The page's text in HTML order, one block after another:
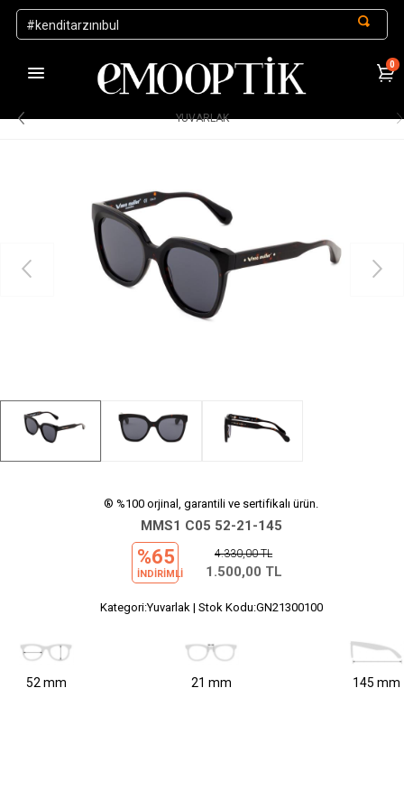
1000 TL ve Üzeri Alışverişlerde Kargo Ücretsiz
0
YUVARLAK
® %100 orjinal, garantili ve sertifikalı ürün.
MMS1 C05 52-21-145
%65
INDIRIMLI
4.330,00TL
1.500,00 TL
Kategori:Yuvarlak | Stok Kodu:GN21300100
52 mm 21 mm 145 mm